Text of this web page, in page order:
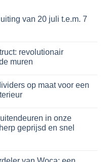
van 20 juli t.e.m. 7
revolutionair
muren
op maat voor een
in onze
geprijsd en snel